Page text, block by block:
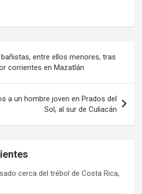
entre ellos menores, tras
corrientes en Mazatlán
a un hombre joven en Prados del
Sol, al sur de Culiacán
cerca del trébol de Costa Rica,